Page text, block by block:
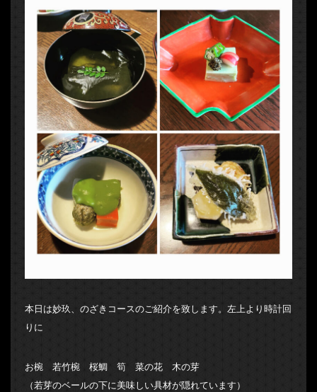
本日は妙玖、のざきコースのご紹介を致します。左上より時計回
りに
お椀 若竹椀 桜鯛 筍 菜の花 木の芽
（若芽のベールの下に美味しい具材が隠れています）